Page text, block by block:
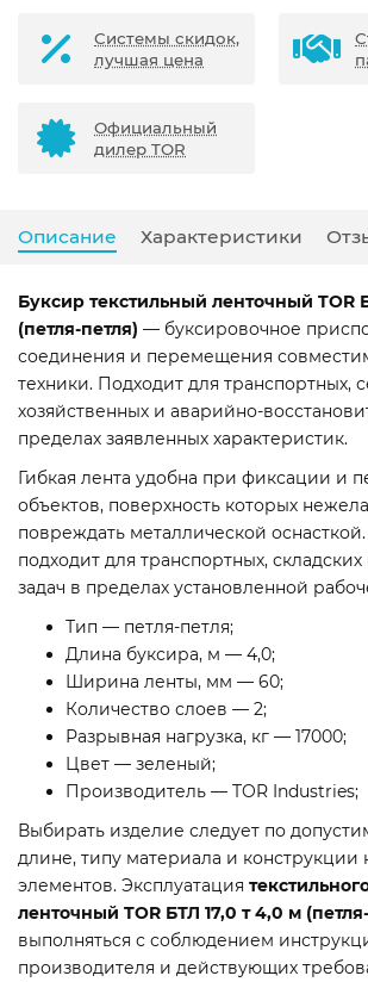
Системы скидок,
лучшая цена
Официальный
дилер TOR
Описание Характеристики
Буксир текстильный ленточный TOR
(петля-петля) — буксировочное
соединения и перемещения
техники. Подходит для транспортных,
хозяйственных и аварийно-
пределах заявленных характеристик.
Гибкая лента удобна при фиксации и
объектов, поверхность которых
повреждать металлической
подходит для транспортных,
задач в пределах установленной
Тип — петля-петля;
Длина буксира, м — 4,0;
Ширина ленты, мм — 60;
Количество слоев — 2;
Разрывная нагрузка, кг — 17000;
Цвет — зеленый;
Производитель — TOR Industries;
Выбирать изделие следует по
длине, типу материала и
элементов. Эксплуатация
ленточный TOR БТЛ 17,0 т 4,0 м
выполняться с соблюдением
производителя и действующих